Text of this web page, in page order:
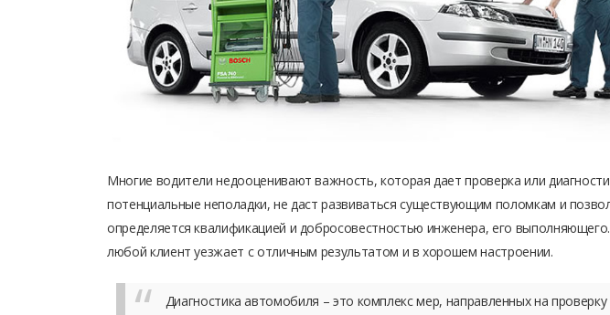
Многие водители недооценивают важность, которая дает проверка или
потенциальные неполадки, не даст развиваться существующим поломкам и
определяется квалификацией и добросовестностью инженера, его
любой клиент уезжает с отличным результатом и в хорошем настроении.
Диагностика автомобиля – это комплекс мер, направленных на